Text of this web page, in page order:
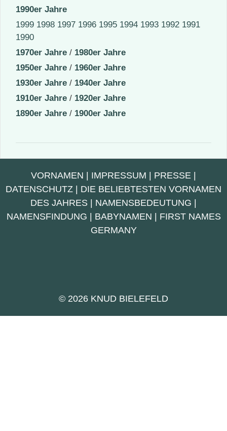
1990er Jahre
1999 1998 1997 1996 1995 1994 1993 1992 1991
1990
1970er Jahre / 1980er Jahre
1950er Jahre / 1960er Jahre
1930er Jahre / 1940er Jahre
1910er Jahre / 1920er Jahre
1890er Jahre / 1900er Jahre
VORNAMEN IMPRESSUM PRESSE
DATENSCHUTZ
DIE BELIEBTESTEN VORNAMEN
DES JAHRES
NAMENSBEDEUTUNG
NAMENSFINDUNG
BABYNAMEN
FIRST NAMES
GERMANY
© 2026 KNUD BIELEFELD